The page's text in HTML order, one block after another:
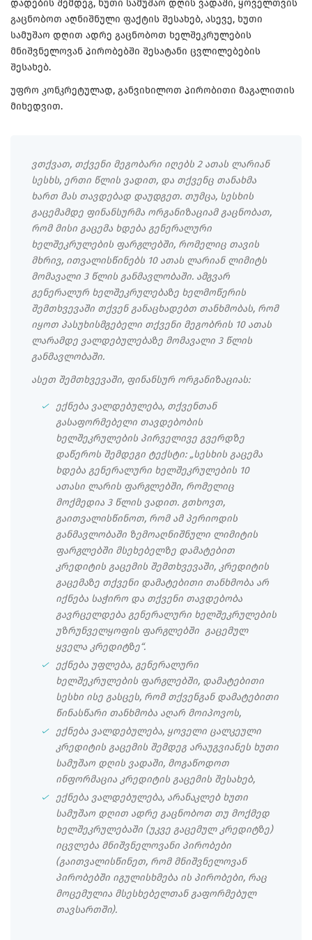
დადების შემდეგ, ხუთი სამუშაო დღის ვადაში, ყოველთვის
გაცნობოთ აღნიშნული ფაქტის შესახებ, ასევე, ხუთი
სამუშაო დღით ადრე გაცნობოთ ხელშეკრულების
მნიშვნელოვან პირობებში შესატანი ცვლილებების
შესახებ.
უფრო კონკრეტულად, განვიხილოთ პირობითი მაგალითის
მიხედვით.
ვთქვათ, თქვენი მეგობარი იღებს 2 ათას ლარიან
სესხს, ერთი წლის ვადით, და თქვენც თანახმა
ხართ მას თავდებად დაუდგეთ. თუმცა, სესხის
გაცემამდე ფინანსურმა ორგანიზაციამ გაცნობათ,
რომ მისი გაცემა ხდება გენერალური
ხელშეკრულების ფარგლებში, რომელიც თავის
მხრივ, ითვალისწინებს 10 ათას ლარიან ლიმიტს
მომავალი 3 წლის განმავლობაში. ამგვარ
გენერალურ ხელშეკრულებაზე ხელმოწერის
შემთხვევაში თქვენ განაცხადებთ თანხმობას, რომ
იყოთ პასუხისმგებელი თქვენი მეგობრის 10 ათას
ლარამდე ვალდებულებაზე მომავალი 3 წლის
განმავლობაში.
ასეთ შემთხვევაში, ფინანსურ ორგანიზაციას:
ექნება ვალდებულება, თქვენთან
გასაფორმებელი თავდებობის
ხელშეკრულების პირველივე გვერდზე
დაწეროს შემდეგი ტექსტი: „სესხის გაცემა
ხდება გენერალური ხელშეკრულების 10
ათასი ლარის ფარგლებში, რომელიც
მოქმედია 3 წლის ვადით. გთხოვთ,
გაითვალისწინოთ, რომ ამ პერიოდის
განმავლობაში ზემოაღნიშნული ლიმიტის
ფარგლებში მსეხებელზე დამატებით
კრედიტის გაცემის შემთხვევაში, კრედიტის
გაცემაზე თქვენი დამატებითი თანხმობა არ
იქნება საჭირო და თქვენი თავდებობა
გავრცელდება გენერალური ხელშეკრულების
უზრუნველყოფის ფარგლებში გაცემულ
ყველა კრედიტზე“.
ექნება უფლება, გენერალური
ხელშეკრულების ფარგლებში, დამატებითი
სესხი ისე გასცეს, რომ თქვენგან დამატებითი
წინასწარი თანხმობა აღარ მოიპოვოს,
ექნება ვალდებულება, ყოველი ცალკეული
კრედიტის გაცემის შემდეგ არაუგვიანეს ხუთი
სამუშაო დღის ვადაში, მოგაწოდოთ
ინფორმაცია კრედიტის გაცემის შესახებ,
ექნება ვალდებულება, არანაკლებ ხუთი
სამუშაო დღით ადრე გაცნობოთ თუ მოქმედ
ხელშეკრულებაში (უკვე გაცემულ კრედიტზე)
იცვლება მნიშვნელოვანი პირობები
(გაითვალისწინეთ, რომ მნიშვნელოვან
პირობებში იგულისხმება ის პირობები, რაც
მოცემულია მსესხებელთან გაფორმებულ
თავსართში).